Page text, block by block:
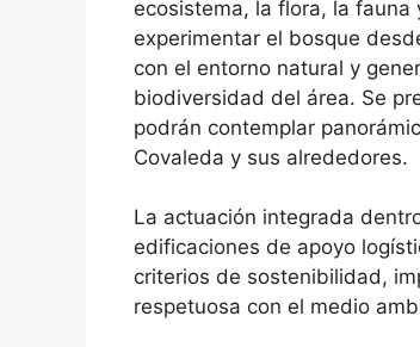
ecosistema, la flora, la
experimentar el bosque
con el entorno natural y
biodiversidad del área. Se
podrán contemplar
Covaleda y sus alrededores.
La actuación integrada
edificaciones de apoyo
criterios de sostenibilidad,
respetuosa con el medio